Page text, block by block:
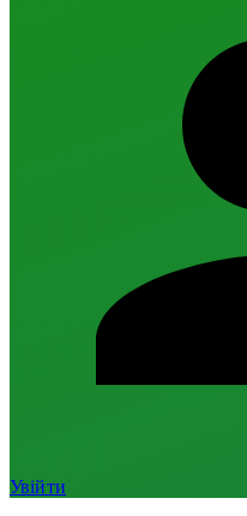
Увійти